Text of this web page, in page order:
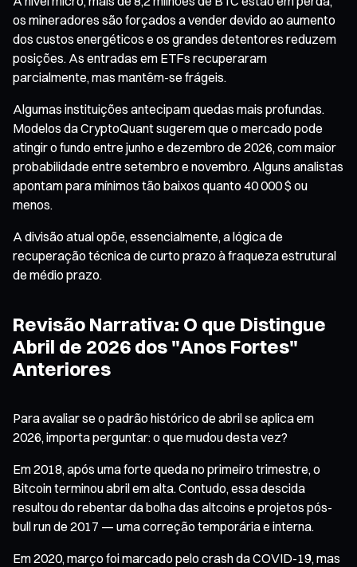
os mineradores são forçados a vender devido ao aumento
dos custos energéticos e os grandes detentores reduzem
posições. As entradas em ETFs recuperaram
parcialmente, mas mantêm-se frágeis.
Algumas instituições antecipam quedas mais profundas.
Modelos da CryptoQuant sugerem que o mercado pode
atingir o fundo entre junho e dezembro de 2026, com maior
probabilidade entre setembro e novembro. Alguns analistas
apontam para mínimos tão baixos quanto 40 000 $ ou
menos.
A divisão atual opõe, essencialmente, a lógica de
recuperação técnica de curto prazo à fraqueza estrutural
de médio prazo.
Revisão Narrativa: O que Distingue
Abril de 2026 dos "Anos Fortes"
Anteriores
Para avaliar se o padrão histórico de abril se aplica em
2026, importa perguntar: o que mudou desta vez?
Em 2018, após uma forte queda no primeiro trimestre, o
Bitcoin terminou abril em alta. Contudo, essa descida
resultou do rebentar da bolha das altcoins e projetos pós-
bull run de 2017 — uma correção temporária e interna.
Em 2020, março foi marcado pelo crash da COVID-19, mas